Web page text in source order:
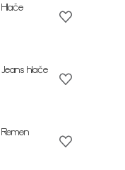
Hlače
Jeans hlače
Remen